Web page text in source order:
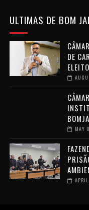
ULTIMAS DE BOM
DE
MAY